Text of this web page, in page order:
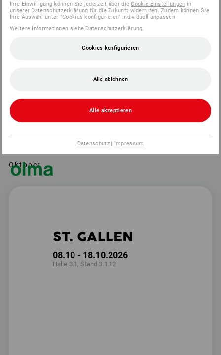
Oktober
ST. GALLEN
08.10 - 18.10.2026
Halle 3.1, Stand 3.1.12
Ihre Einwilligung können Sie jederzeit über dieCookie-Einstellungen in
unserer Datenschutzerklärung für die Zukunft widerrufen. Zudem können Sie
Ihre Auswahl unter "Cookies konfigurieren" individuell anpassen
Weitere Informationen siehe Datenschutzerklärung
Cookies konfigurieren
Alle ablehnen
Alle akzeptieren
Datenschutz| Impressum